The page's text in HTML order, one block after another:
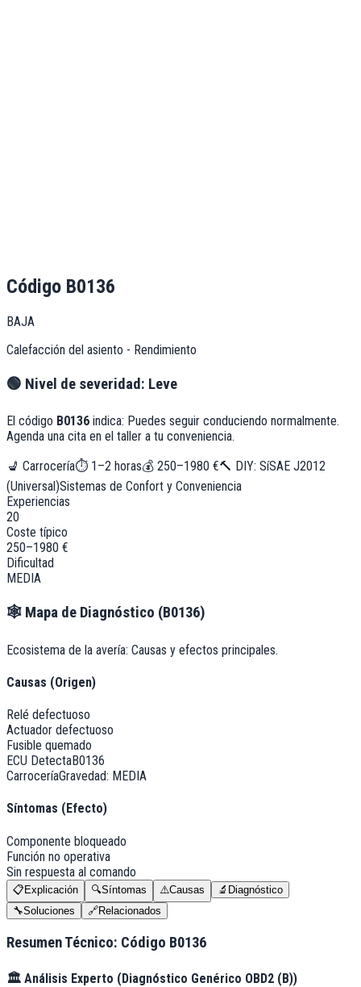
Código B0136
BAJA
Calefacción del asiento - Rendimiento
🟢 Nivel de severidad: Leve
El código B0136 indica: Puedes seguir conduciendo normalmente.
Agenda una cita en el taller a tu conveniencia.
💺 Carrocería⏱ 1–2 horas💰 250–1980 €🔨 DIY: SíSAE J2012
(Universal)Sistemas de Confort y Conveniencia
Experiencias
20
Coste típico
250–1980 €
Dificultad
MEDIA
🕸️ Mapa de Diagnóstico (B0136)
Ecosistema de la avería: Causas y efectos principales.
Causas (Origen)
Relé defectuoso
Actuador defectuoso
Fusible quemado
ECU DetectaB0136
CarroceríaGravedad: MEDIA
Síntomas (Efecto)
Componente bloqueado
Función no operativa
Sin respuesta al comando
📋 Explicación 🔍Síntomas ⚠️Causas 🔬 Diagnóstico
🔧Soluciones 🔗Relacionados
Resumen Técnico: Código B0136
🏛️ Análisis Experto (Diagnóstico Genérico OBD2 (B))